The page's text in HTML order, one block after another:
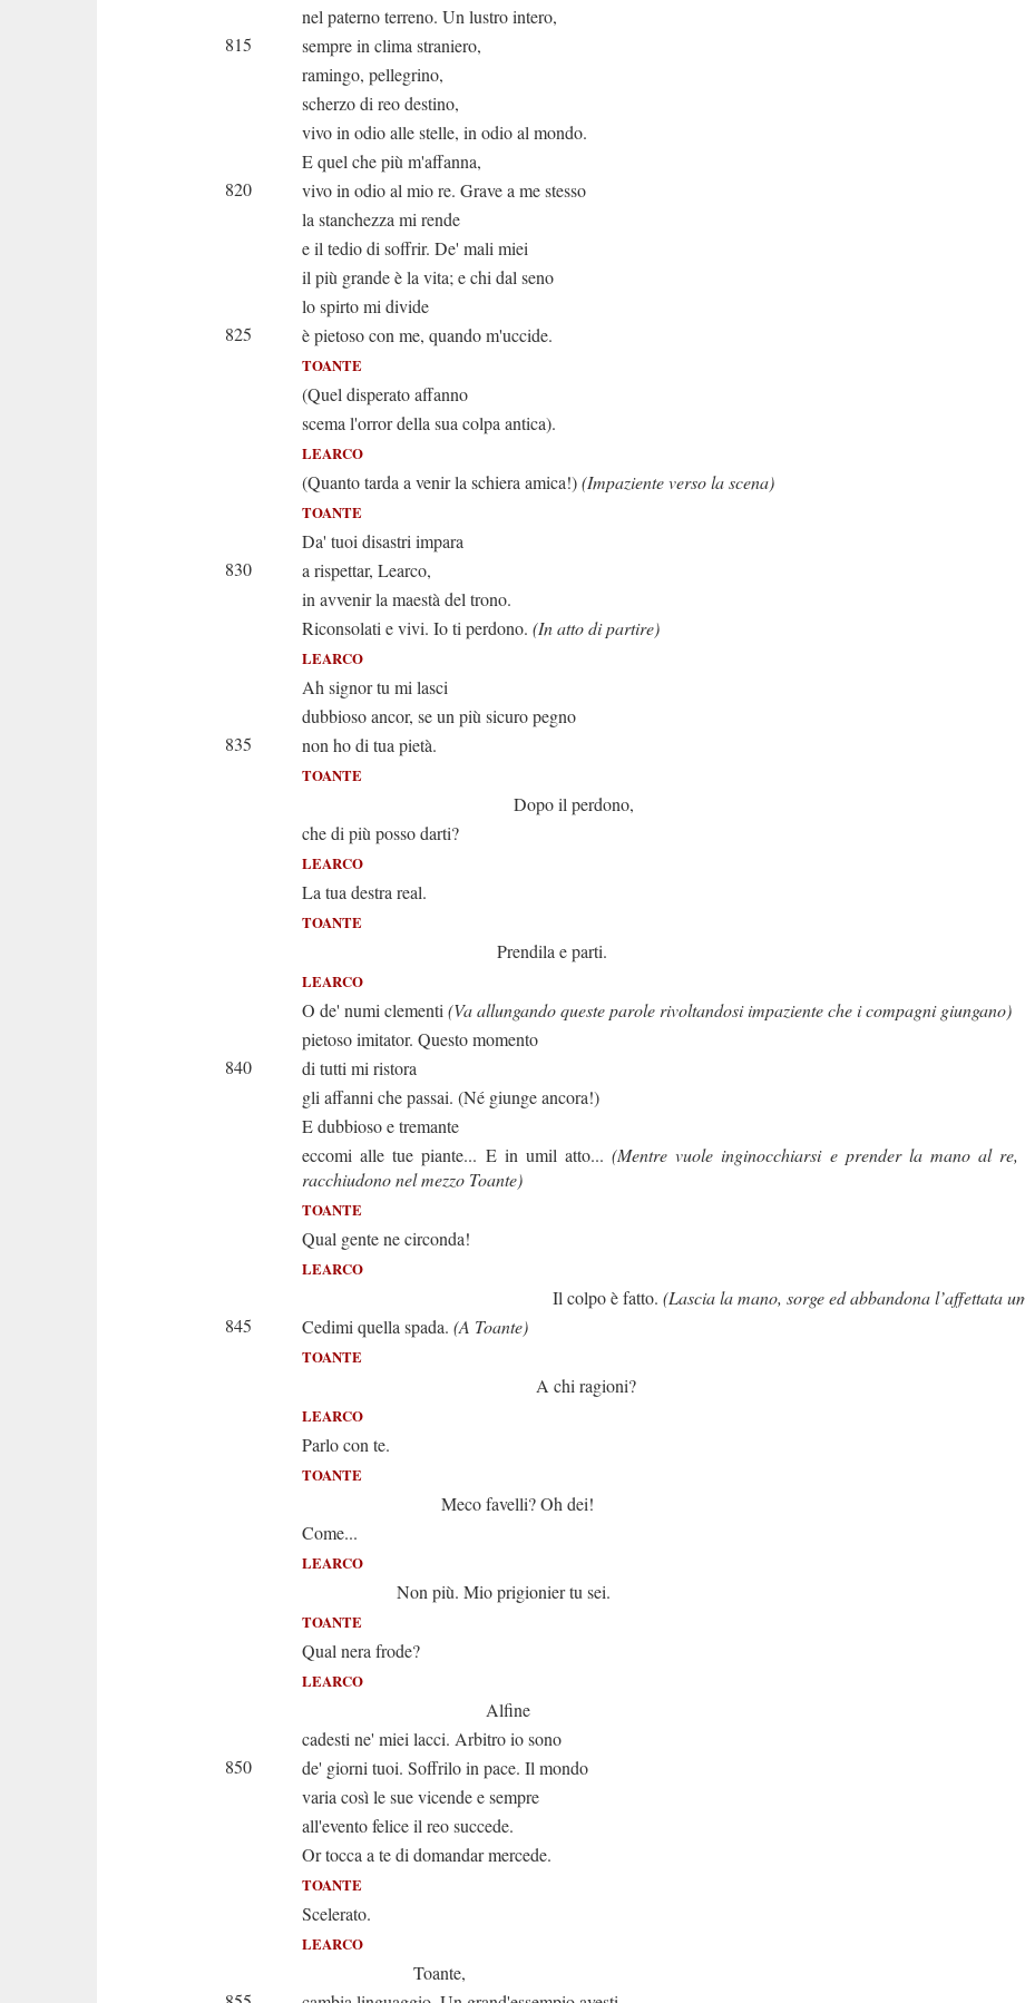
nel paterno terreno. Un lustro intero,
815
sempre in clima straniero,
ramingo, pellegrino,
scherzo di reo destino,
vivo in odio alle stelle, in odio al mondo.
E quel che più m'affanna,
820
vivo in odio al mio re. Grave a me stesso
la stanchezza mi rende
e il tedio di soffrir. De' mali miei
il più grande è la vita; e chi dal seno
lo spirto mi divide
825
è pietoso con me, quando m'uccide.
TOANTE
(Quel disperato affanno
scema l'orror della sua colpa antica).
LEARCO
(Quanto tarda a venir la schiera amica!)(Impaziente verso la scena)
TOANTE
Da' tuoi disastri impara
830
a rispettar, Learco,
in avvenir la maestà del trono.
Riconsolati e vivi. Io ti perdono. (In atto di partire)
LEARCO
Ah signor tu mi lasci
dubbioso ancor, se un più sicuro pegno
835
non ho di tua pietà.
TOANTE
Dopo il perdono,
che di più posso darti?
LEARCO
La tua destra real.
TOANTE
Prendila e parti.
LEARCO
O de' numi clementi (Va allungando queste parole rivoltandosi impaziente che i compagni giungano)
pietoso imitator. Questo momento
840
di tutti mi ristora
gli affanni che passai. (Né giunge ancora!)
E dubbioso e tremante
eccomi alle tue piante... E in umil atto...(Mentre vuole inginocchiarsi e prender la mano al
racchiudono nel mezzo Toante)
TOANTE
Qual gente ne circonda!
LEARCO
Il colpo è fatto. (Lascia la mano, sorge ed abbandona l’affettata
845
Cedimi quella spada. (A Toante)
TOANTE
A chi ragioni?
LEARCO
Parlo con te.
TOANTE
Meco favelli? Oh dei!
Come...
LEARCO
Non più. Mio prigionier tu sei.
TOANTE
Qual nera frode?
LEARCO
Alfine
cadesti ne' miei lacci. Arbitro io sono
850
de' giorni tuoi. Soffrilo in pace. Il mondo
varia così le sue vicende e sempre
all'evento felice il reo succede.
Or tocca a te di domandar mercede.
TOANTE
Scelerato.
LEARCO
Toante,